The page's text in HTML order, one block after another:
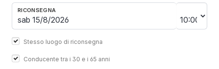
RICONSEGNA
Stesso luogo di riconsegna
Conducente tra i 30 e i 65 anni